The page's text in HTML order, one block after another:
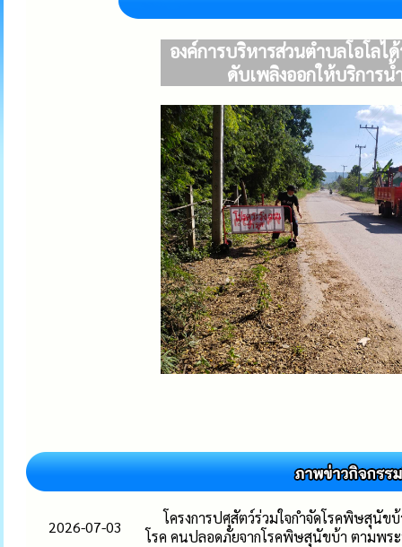
องค์การบริหารส่วนตำบลโอโล
ดับเพลิงออกให้บริการ
2026-07-03
โครงการปศุสัตว์ร่วมใจกำจัดโรคพิษสุนัข
โรค คนปลอดภัยจากโรคพิษสุนัขบ้า ตามพร